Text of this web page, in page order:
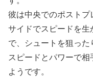
彼は中央でのポストプ
サイドでスピードを
で、シュートを狙った
スピードとパワーで
ようです。